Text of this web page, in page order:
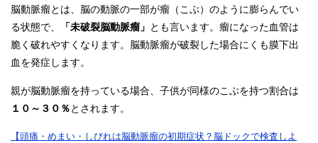
脳動脈瘤とは、脳の動脈の一部が瘤（こぶ）のように膨らんでい
る状態で、
「未破裂脳動脈瘤」 とも言います。瘤になった血管は
脆く破れやすくなります。脳動脈瘤が破裂した場合にくも膜下出
血を発症します。
親が脳動脈瘤を持っている場合、子供が同様のこぶを持つ割合は
１０～３０％とされます。
【頭痛・めまい・しびれは脳動脈瘤の初期症状？脳ドックで検査しよ